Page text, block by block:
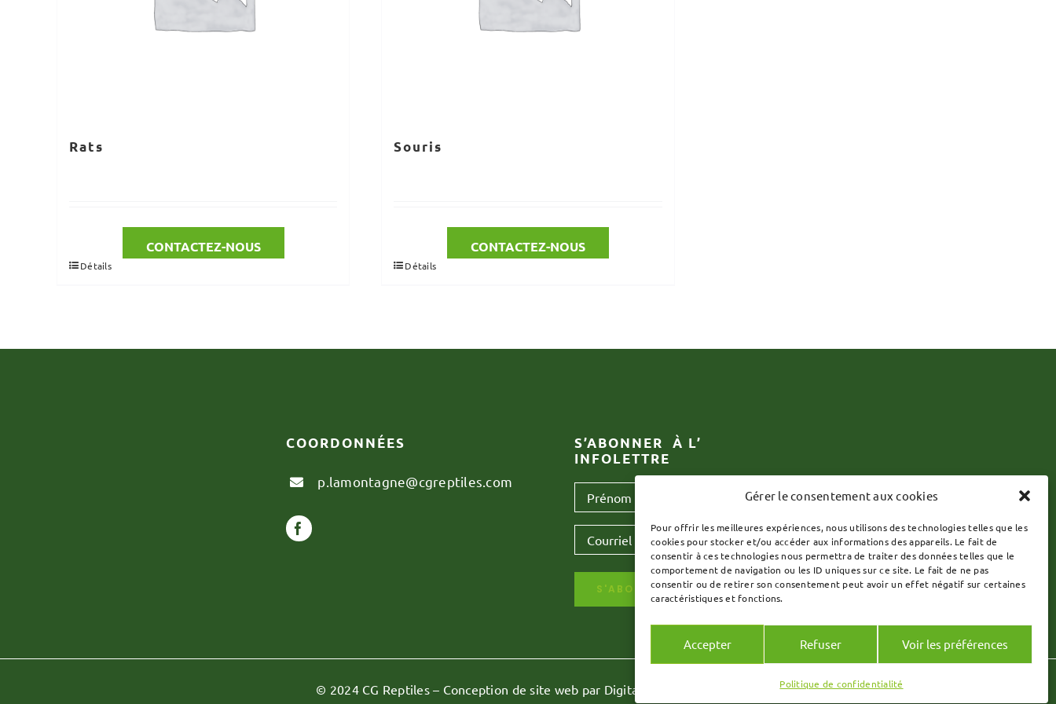
Gérer le consentement aux cookies
Pour offrir les meilleures expériences, nous utilisons des technologies telles que les
cookies pour stocker et/ou accéder aux informations des appareils. Le fait de
consentir à ces technologies nous permettra de traiter des données telles que le
comportement de navigation ou les ID uniques sur ce site. Le fait de ne pas
consentir ou de retirer son consentement peut avoir un effet négatif sur certaines
caractéristiques et fonctions.
Accepter Refuser Voir les préférences
Politique de confidentialité
Rats
CONTACTEZ-NOUS
Détails
Souris
CONTACTEZ-NOUS
Détails
COORDONNÉES
p.lamontagne@cgreptiles.com
S’ABONNER À L’
INFOLETTRE
Prénom
Courriel *
S'ABONNER
© 2024 CG Reptiles – Conception de site web par Digital Marketing Solutions